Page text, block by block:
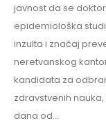
javnost da se
epidemiološka
inzulta i značaj
neretvanskog
kandidata za
zdravstvenih
dana od...